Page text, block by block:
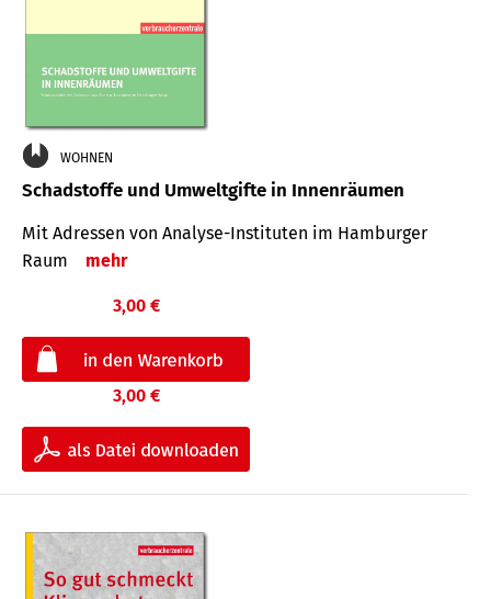
WOHNEN
Schadstoffe und Umweltgifte in Innenräumen
Mit Adressen von Analyse-Insti­tuten im Hamburger
Raum
mehr
3,00 €
3,00 €